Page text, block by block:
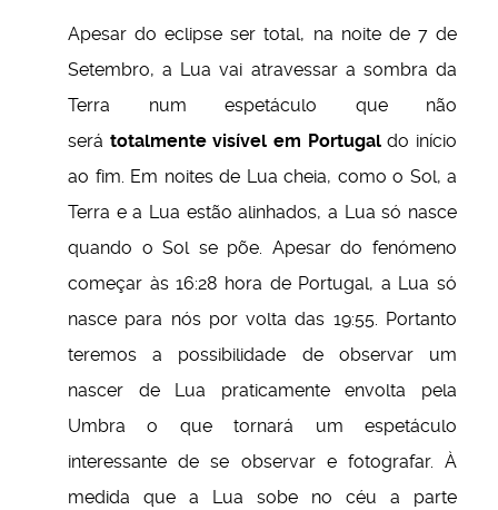
Apesar do eclipse ser total, na noite de 7 de
Setembro, a Lua vai atravessar a sombra da
Terra num espetáculo que não
será totalmente visível em Portugaldo início
ao fim. Em noites de Lua cheia, como o Sol, a
Terra e a Lua estão alinhados, a Lua só nasce
quando o Sol se põe. Apesar do fenómeno
começar às 16:28 hora de Portugal, a Lua só
nasce para nós por volta das 19:55. Portanto
teremos a possibilidade de observar um
nascer de Lua praticamente envolta pela
Umbra o que tornará um espetáculo
interessante de se observar e fotografar. À
medida que a Lua sobe no céu a parte